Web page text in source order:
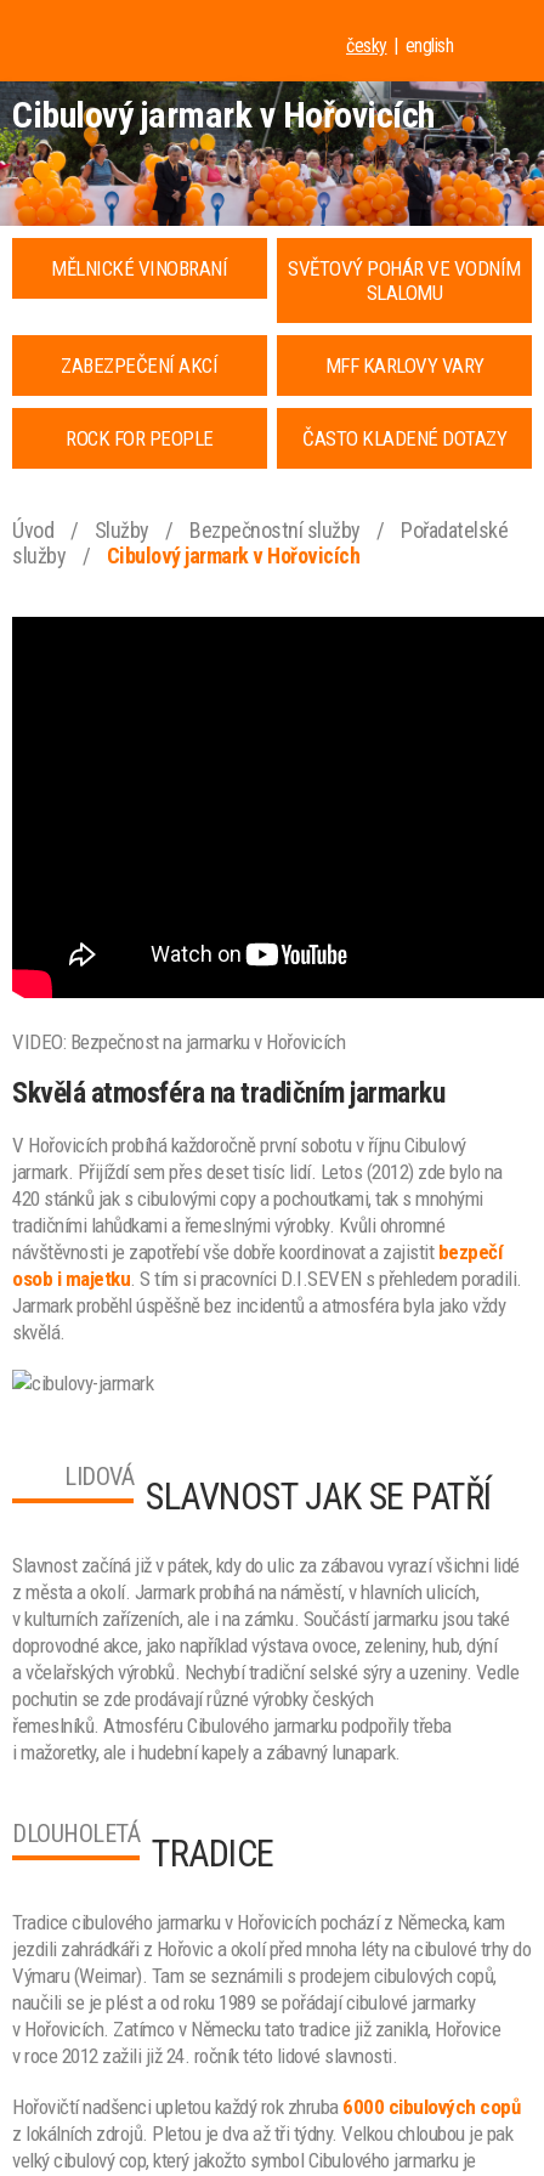
česky english
Cibulový jarmark v Hořovicích
MĚLNICKÉ VINOBRANÍ
SVĚTOVÝ POHÁR VE VODNÍM
SLALOMU
ZABEZPEČENÍ AKCÍ MFF KARLOVY VARY
ROCK FOR PEOPLE ČASTO KLADENÉ DOTAZY
Úvod / Služby / Bezpečnostní služby /
Pořadatelské
služby
/ Cibulový jarmark v Hořovicích
VIDEO: Bezpečnost na jarmarku v Hořovicích
Skvělá atmosféra na tradičním jarmarku
V Hořovicích probíhá každoročně první sobotu v říjnu Cibulový
jarmark. Přijíždí sem přes deset tisíc lidí. Letos (2012) zde bylo na
420 stánků jak s cibulovými copy a pochoutkami, tak s mnohými
tradičními lahůdkami a řemeslnými výrobky. Kvůli ohromné
návštěvnosti je zapotřebí vše dobře koordinovat a zajistit bezpečí
osob i majetku. S tím si pracovníci D.I.SEVEN s přehledem poradili.
Jarmark proběhl úspěšně bez incidentů a atmosféra byla jako vždy
skvělá.
LIDOVÁ SLAVNOST JAK SE PATŘÍ
Slavnost začíná již v pátek, kdy do ulic za zábavou vyrazí všichni lidé
z města a okolí. Jarmark probíhá na náměstí, v hlavních ulicích,
v kulturních zařízeních, ale i na zámku. Součástí jarmarku jsou také
doprovodné akce, jako například výstava ovoce, zeleniny, hub, dýní
a včelařských výrobků. Nechybí tradiční selské sýry a uzeniny. Vedle
pochutin se zde prodávají různé výrobky českých
řemeslníků. Atmosféru Cibulového jarmarku podpořily třeba
i mažoretky, ale i hudební kapely a zábavný lunapark.
DLOUHOLETÁ TRADICE
Tradice cibulového jarmarku v Hořovicích pochází z Německa, kam
jezdili zahrádkáři z Hořovic a okolí před mnoha léty na cibulové trhy do
Výmaru (Weimar). Tam se seznámili s prodejem cibulových copů,
naučili se je plést a od roku 1989 se pořádají cibulové jarmarky
v Hořovicích. Zatímco v Německu tato tradice již zanikla, Hořovice
v roce 2012 zažili již 24. ročník této lidové slavnosti.
Hořovičtí nadšenci upletou každý rok zhruba 6000 cibulových copů
z lokálních zdrojů. Pletou je dva až tři týdny. Velkou chloubou je pak
velký cibulový cop, který jakožto symbol Cibulového jarmarku je